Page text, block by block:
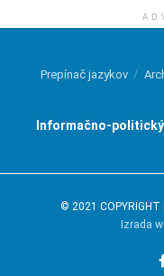
Prepínač jazykov
Informačno-
© 2021 COPYRIGHT
Izrada